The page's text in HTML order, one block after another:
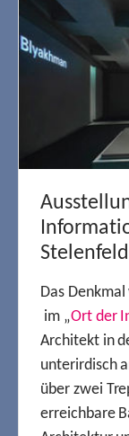
Das
im „Ort der
Architekt in
unterirdisch
über zwei
erreichbare